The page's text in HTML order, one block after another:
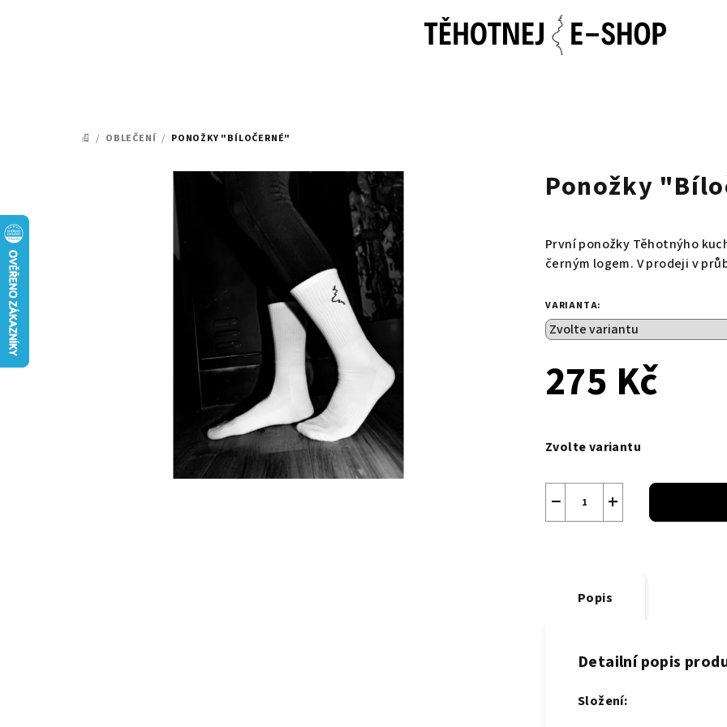
DOMŮ
/ OBLEČENÍ / PONOŽKY "BÍLOČERNÉ"
Ponožky
První ponožky Těhotnýho
černým logem. V prodeji v
VARIANTA:
275 Kč
cena:
Zvolte variantu
+
−
Popis
Detailní popis
Složení: